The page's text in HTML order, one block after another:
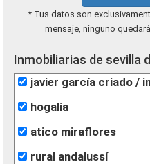
* Tus datos son
mensaje, ninguno
Inmobiliarias de sevilla
javier garcía criado /
hogalia
atico miraflores
rural andalussí